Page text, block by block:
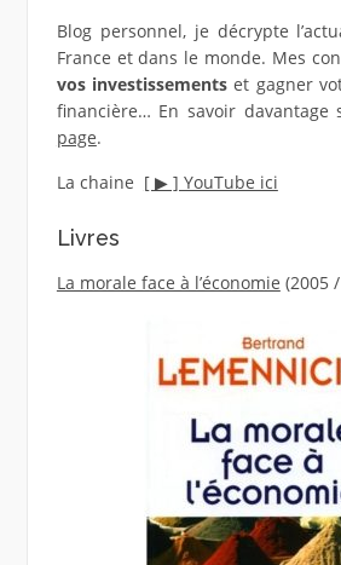
Blog personnel, je décrypte
France et dans le monde. Mes
vos investissements et gagner
financière… En savoir davantage
page.
La chaine [ ▶︎ ] YouTube ici
Livres
La morale face à l’économie (2005